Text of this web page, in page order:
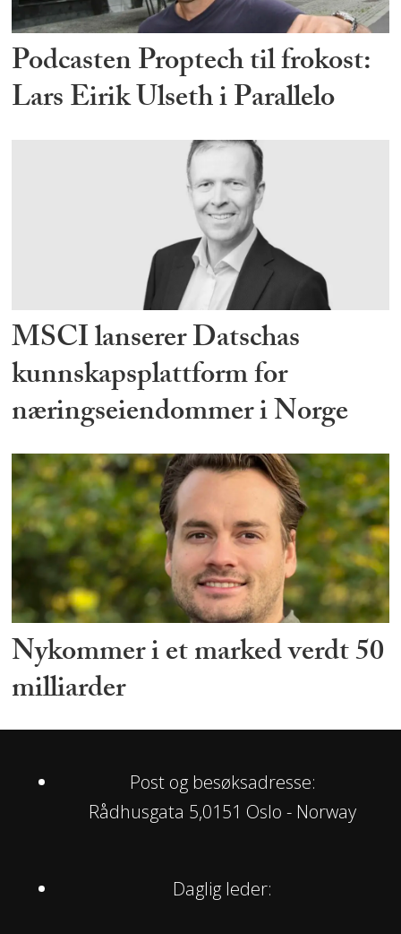
Podcasten Proptech til frokost:
Lars Eirik Ulseth i Parallelo
MSCI lanserer Datschas
kunnskapsplattform for
næringseiendommer i Norge
Nykommer i et marked verdt 50
milliarder
Post og besøksadresse:
Rådhusgata 5,0151 Oslo - Norway
Daglig leder: